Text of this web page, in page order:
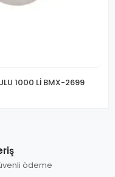
1000 Lİ BMX-2699
ödeme